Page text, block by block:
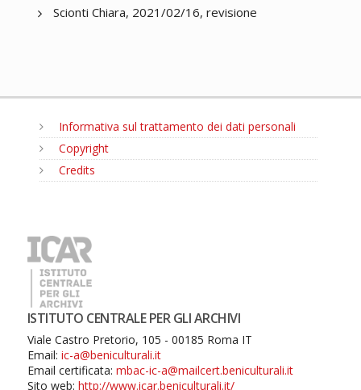
Scionti Chiara, 2021/02/16, revisione
Informativa sul trattamento dei dati personali
Copyright
Credits
ISTITUTO CENTRALE PER GLI ARCHIVI
Viale Castro Pretorio, 105 - 00185 Roma IT
Email: ic-a@beniculturali.it
Email certificata: mbac-ic-a@mailcert.beniculturali.it
Sito web: http://www.icar.beniculturali.it/